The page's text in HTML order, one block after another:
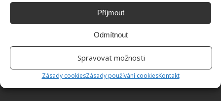
Příjmout
Odmítnout
Spravovat možnosti
Zásady cookiesZásady používání cookiesKontakt
7.8.2026
Využití dešťové vody v domácnosti: Tři